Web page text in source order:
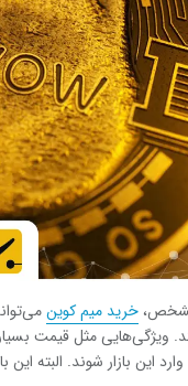
خرید میم‌ کوین‌
این بازار شوند. البته